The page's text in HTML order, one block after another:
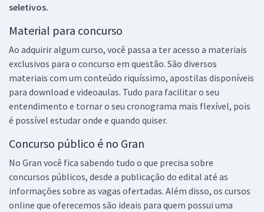
seletivos.
Material para concurso
Ao adquirir algum curso, você passa a ter acesso a materiais
exclusivos para o concurso em questão. São diversos
materiais com um conteúdo riquíssimo, apostilas disponíveis
para download e videoaulas. Tudo para facilitar o seu
entendimento e tornar o seu cronograma mais flexível, pois
é possível estudar onde e quando quiser.
Concurso público é no Gran
No Gran você fica sabendo tudo o que precisa sobre
concursos públicos, desde a publicação do edital até as
informações sobre as vagas ofertadas. Além disso, os cursos
online que oferecemos são ideais para quem possui uma